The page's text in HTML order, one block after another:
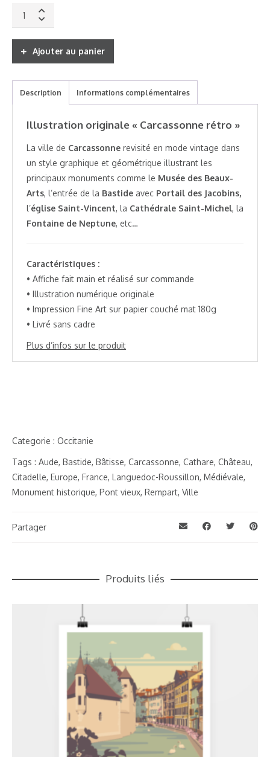
Carcassonne
Ajouter au panier
Description Informations complémentaires
Illustration originale « Carcassonne rétro »
La ville de Carcassonne revisité en mode vintage dans
un style graphique et géométrique illustrant les
principaux monuments comme le Musée des Beaux-
Arts, l’entrée de la Bastide avec Portail des Jacobins,
l’église Saint-Vincent, la Cathédrale Saint-Michel, la
Fontaine de Neptune, etc…
Caractéristiques :
• Affiche fait main et réalisé sur commande
• Illustration numérique originale
• Impression Fine Art sur papier couché mat 180g
• Livré sans cadre
Plus d’infos sur le produit
Categorie : Occitanie
Tags : Aude, Bastide, Bâtisse, Carcassonne, Cathare, Château,
Citadelle, Europe, France, Languedoc-Roussillon, Médiévale,
Monument historique, Pont vieux, Rempart, Ville
Partager
Produits liés